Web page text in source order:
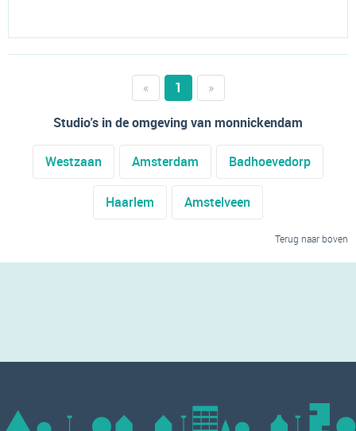
« 1
»
Studio's in de omgeving van monnickendam
Westzaan Amsterdam Badhoevedorp
Haarlem Amstelveen
Terug naar boven